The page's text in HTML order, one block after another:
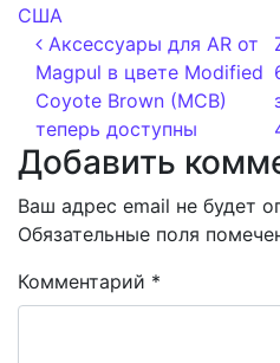
США
Навигация
Аксессуары для AR от
Magpul в цвете Modified
Coyote Brown (MCB)
теперь доступны
Добавить
Ваш адрес email не будет
Обязательные поля
Комментарий *